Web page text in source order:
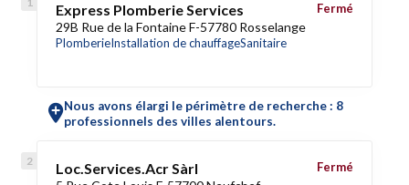
Express Plomberie Services
29B Rue de la Fontaine F-57780 Rosselange
PlomberieInstallation de chauffageSanitaire
Fermé
Nous avons élargi le périmètre de recherche : 8
professionnels des villes alentours.
Loc.Services.Acr Sàrl Fermé